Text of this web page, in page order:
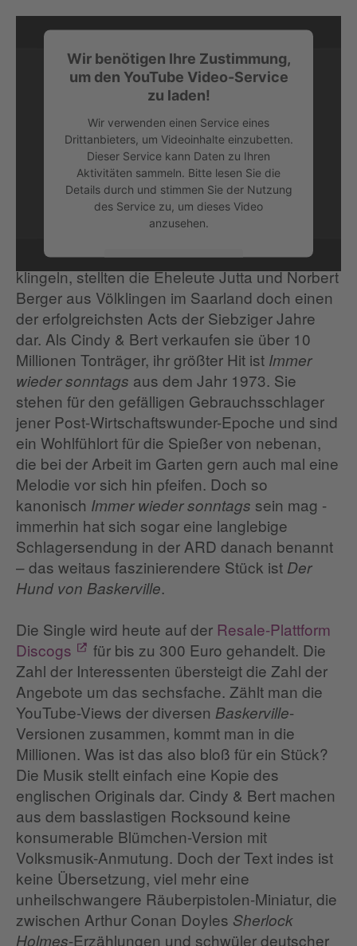
Wir benötigen Ihre Zustimmung,
um den YouTube Video-Service
zu laden!
Wir verwenden einen Service eines
Drittanbieters, um Videoinhalte einzubetten.
Dieser Service kann Daten zu Ihren
Aktivitäten sammeln. Bitte lesen Sie die
Details durch und stimmen Sie der Nutzung
des Service zu, um dieses Video
anzusehen.
Akzeptieren
Bei einigen Leser*innen dürfte hier etwas
klingeln, stellten die Eheleute Jutta und Norbert
Berger aus Völklingen im Saarland doch einen
der erfolgreichsten Acts der Siebziger Jahre
dar. Als Cindy & Bert verkaufen sie über 10
Millionen Tonträger, ihr größter Hit ist Immer
wieder sonntags aus dem Jahr 1973. Sie
stehen für den gefälligen Gebrauchsschlager
jener Post-Wirtschaftswunder-Epoche und sind
ein Wohlfühlort für die Spießer von nebenan,
die bei der Arbeit im Garten gern auch mal eine
Melodie vor sich hin pfeifen. Doch so
kanonisch Immer wieder sonntags sein mag -
immerhin hat sich sogar eine langlebige
Schlagersendung in der ARD danach benannt
– das weitaus faszinierendere Stück ist Der
Hund von Baskerville.
Die Single wird heute auf der Resale-Plattform
Discogs
für bis zu 300 Euro gehandelt. Die
Zahl der Interessenten übersteigt die Zahl der
Angebote um das sechsfache. Zählt man die
YouTube-Views der diversen Baskerville-
Versionen zusammen, kommt man in die
Millionen. Was ist das also bloß für ein Stück?
Die Musik stellt einfach eine Kopie des
englischen Originals dar. Cindy & Bert machen
aus dem basslastigen Rocksound keine
konsumerable Blümchen-Version mit
Volksmusik-Anmutung. Doch der Text indes ist
keine Übersetzung, viel mehr eine
unheilschwangere Räuberpistolen-Miniatur, die
zwischen Arthur Conan Doyles Sherlock
Holmes-Erzählungen und schwüler deutscher